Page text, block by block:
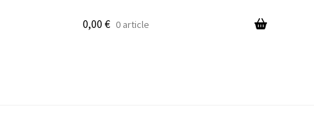
0,00 € 0 article